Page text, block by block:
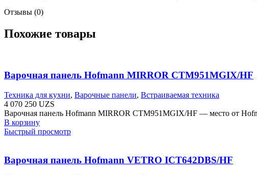
Отзывы (0)
Похожие товары
Варочная панель Hofmann MIRROR CTM951MGIX/HF
Техника для кухни, Варочные панели, Встраиваемая техника
4 070 250 UZS
Варочная панель Hofmann MIRROR CTM951MGIX/HF — место от
В корзину
Быстрый просмотр
Варочная панель Hofmann VETRO ICT642DBS/HF